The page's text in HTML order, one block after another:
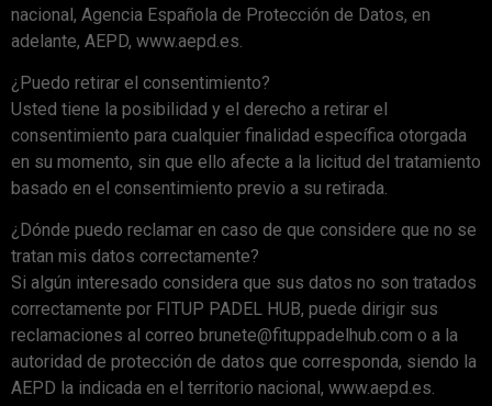
nacional, Agencia Española de Protección de Datos, en
adelante, AEPD, www.aepd.es.
¿Puedo retirar el consentimiento?
Usted tiene la posibilidad y el derecho a retirar el
consentimiento para cualquier finalidad específica otorgada
en su momento, sin que ello afecte a la licitud del tratamiento
basado en el consentimiento previo a su retirada.
¿Dónde puedo reclamar en caso de que considere que no se
tratan mis datos correctamente?
Si algún interesado considera que sus datos no son tratados
correctamente por FITUP PADEL HUB, puede dirigir sus
reclamaciones al correo brunete@fituppadelhub.com o a la
autoridad de protección de datos que corresponda, siendo la
AEPD la indicada en el territorio nacional, www.aepd.es.